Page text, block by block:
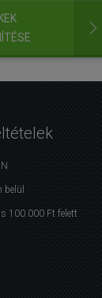
belül
100.000 Ft felett